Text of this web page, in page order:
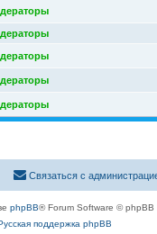
Связаться с
phpBB® Forum Software © phpBB
поддержка phpBB